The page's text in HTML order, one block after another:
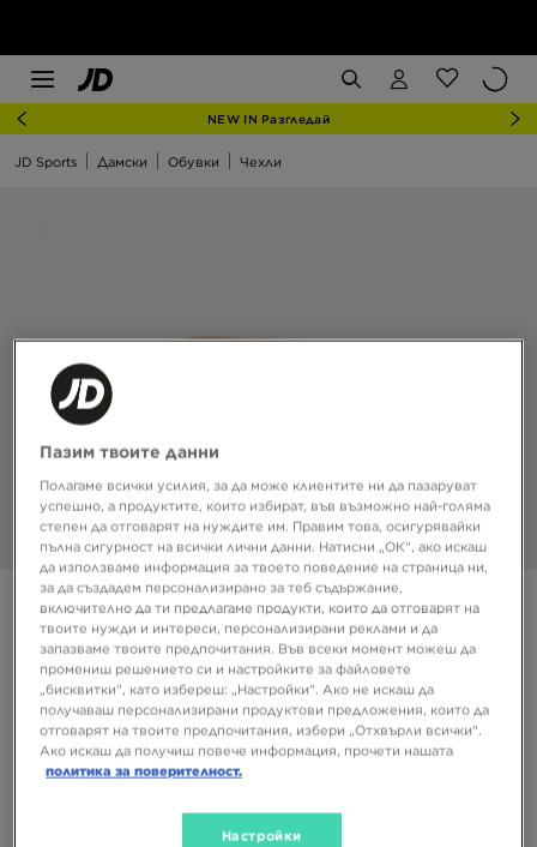
NEW IN Разгледай
JD Sports Дамски Обувки Чехли
Супер оферта
NIKE VICTORI ONE SLIDE
20,45 €
40,00 ЛВ.
Пазим твоите данни
Полагаме всички усилия, за да може клиентите ни да пазаруват
успешно, а продуктите, които избират, във възможно най-голяма
степен да отговарят на нуждите им. Правим това, осигурявайки
пълна сигурност на всички лични данни. Натисни „ОК“, ако искаш
да използваме информация за твоето поведение на страница ни,
за да създадем персонализирано за теб съдържание,
включително да ти предлагаме продукти, които да отговарят на
твоите нужди и интереси, персонализирани реклами и да
запазваме твоите предпочитания. Във всеки момент можеш да
промениш решението си и настройките за файловете
„бисквитки“, като избереш: „Настройки“. Ако не искаш да
получаваш персонализирани продуктови предложения, които да
отговарят на твоите предпочитания, избери „Отхвърли всички“.
Ако искаш да получиш повече информация, прочети нашата
политика за поверителност.
Настройки